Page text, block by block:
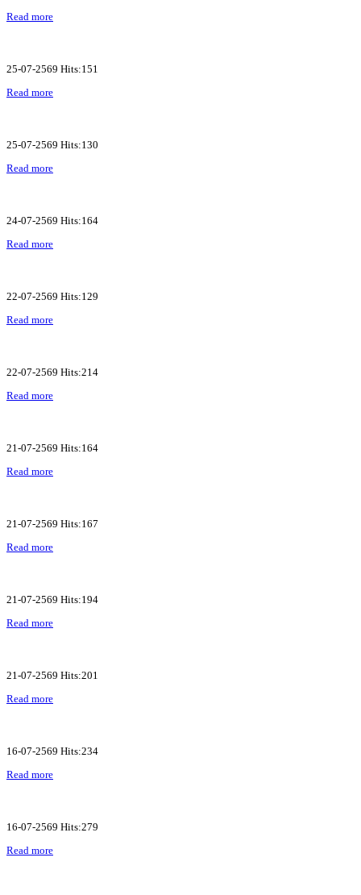
Read more
25-07-2569 Hits:151
Read more
25-07-2569 Hits:130
Read more
24-07-2569 Hits:164
Read more
22-07-2569 Hits:129
Read more
22-07-2569 Hits:214
Read more
21-07-2569 Hits:164
Read more
21-07-2569 Hits:167
Read more
21-07-2569 Hits:194
Read more
21-07-2569 Hits:201
Read more
16-07-2569 Hits:234
Read more
16-07-2569 Hits:279
Read more